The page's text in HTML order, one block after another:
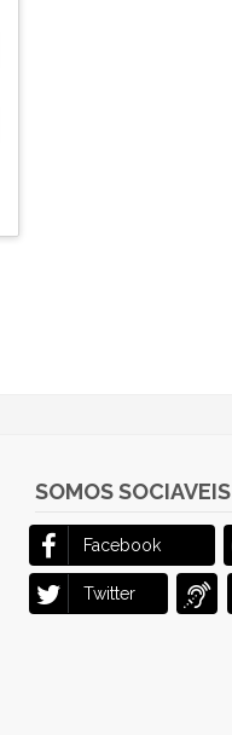
SOMOS SOCIAVEIS
Facebook
Twitter